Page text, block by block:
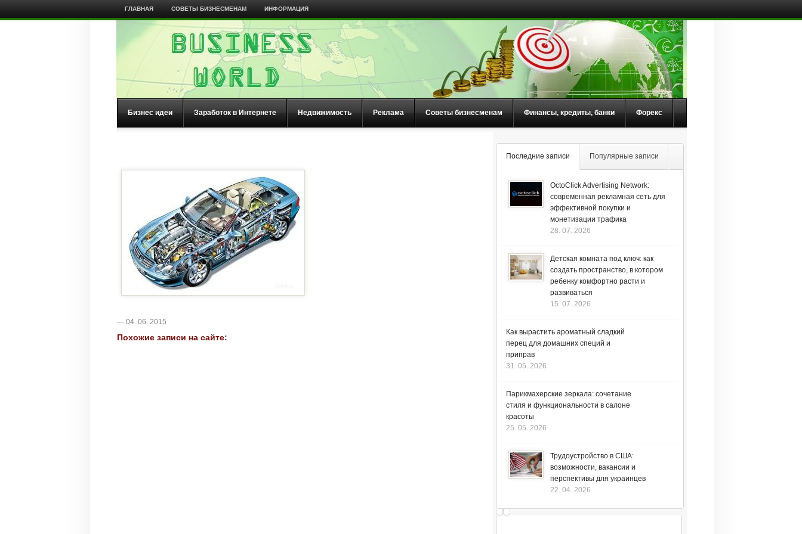
ГЛАВНАЯ СОВЕТЫ БИЗНЕСМЕНАМ ИНФОРМАЦИЯ
Бизнес идеи Заработок в Интернете Недвижимость Реклама Советы бизнесменам Финансы, кредиты, банки Форекс
— 04. 06. 2015
Похожие записи на сайте:
Последние записи Популярные записи
OctoClick Advertising Network:
современная рекламная сеть для
эффективной покупки и
монетизации трафика
28. 07. 2026
Детская комната под ключ: как
создать пространство, в котором
ребенку комфортно расти и
развиваться
15. 07. 2026
Как вырастить ароматный сладкий
перец для домашних специй и
приправ
31. 05. 2026
Парикмахерские зеркала: сочетание
стиля и функциональности в салоне
красоты
25. 05. 2026
Трудоустройство в США:
возможности, вакансии и
перспективы для украинцев
22. 04. 2026